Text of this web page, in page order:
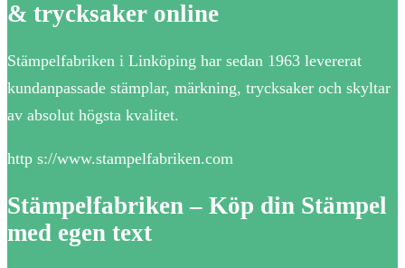
& trycksaker online
Stämpelfabriken i Linköping har sedan 1963 levererat
kundanpassade stämplar, märkning, trycksaker och skyltar
av absolut högsta kvalitet.
http s://www.stampelfabriken.com
Stämpelfabriken – Köp din Stämpel
med egen text